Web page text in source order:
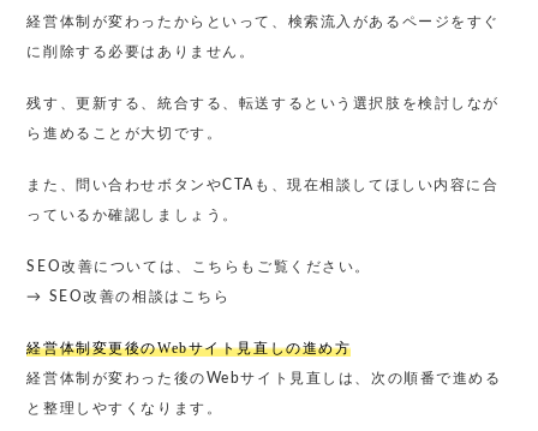
経営体制が変わったからといって、検索流入があるページをすぐ
に削除する必要はありません。
残す、更新する、統合する、転送するという選択肢を検討しなが
ら進めることが大切です。
また、問い合わせボタンやCTAも、現在相談してほしい内容に合
っているか確認しましょう。
SEO改善については、こちらもご覧ください。
→ SEO改善の相談はこちら
経営体制変更後のWebサイト見直しの進め方
経営体制が変わった後のWebサイト見直しは、次の順番で進める
と整理しやすくなります。